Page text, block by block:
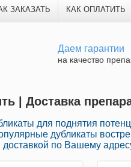
ЗАКАЗАТЬ КАК ОПЛАТИТЬ
Даем гарантии
на качество
| Доставка
для поднятия
дубликаты
по Вашему